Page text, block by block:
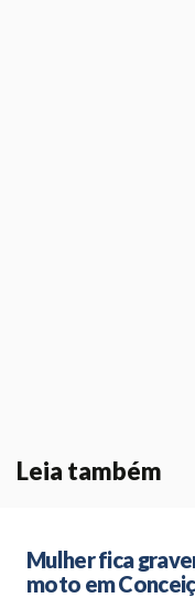
Leia também
Mulher fica
moto em